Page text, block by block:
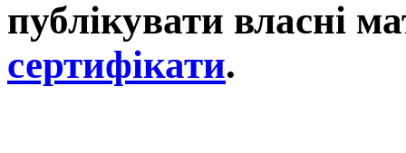
публікувати власні
сертифікати.